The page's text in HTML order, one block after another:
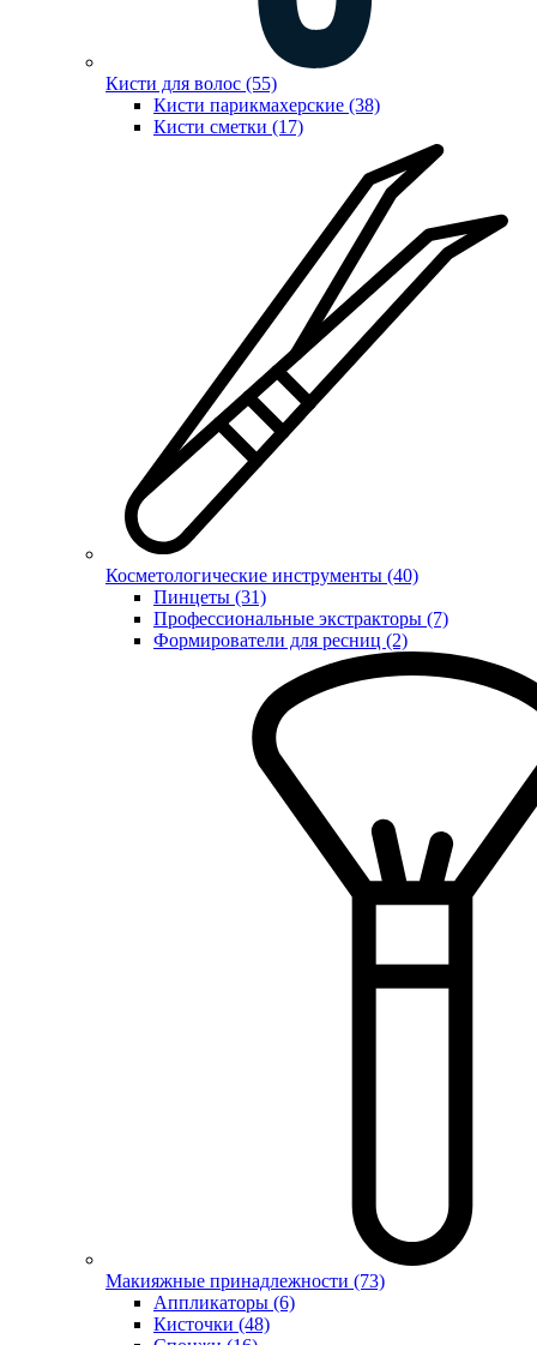
Кисти для волос (55)
Кисти парикмахерские (38)
Кисти сметки (17)
Косметологические инструменты (40)
Пинцеты (31)
Профессиональные экстракторы (7)
Формирователи для ресниц (2)
Макияжные принадлежности (73)
Аппликаторы (6)
Кисточки (48)